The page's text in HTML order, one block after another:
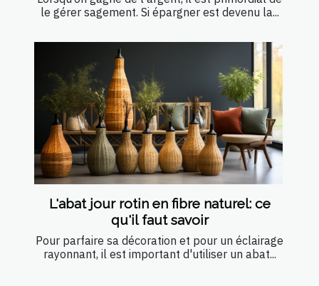
le gérer sagement. Si épargner est devenu la...
L'abat jour rotin en fibre naturel: ce
qu'il faut savoir
Pour parfaire sa décoration et pour un éclairage
rayonnant, il est important d'utiliser un abat...